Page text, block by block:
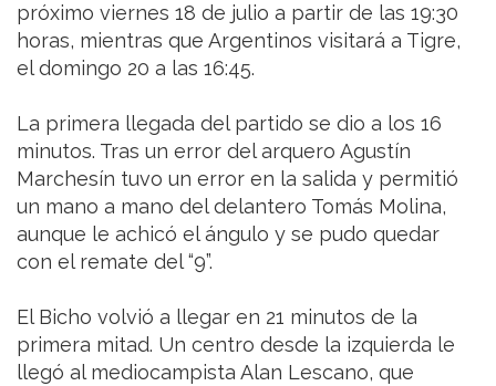
próximo viernes 18 de julio a partir de las 19:30
horas, mientras que Argentinos visitará a Tigre,
el domingo 20 a las 16:45.
La primera llegada del partido se dio a los 16
minutos. Tras un error del arquero Agustín
Marchesín tuvo un error en la salida y permitió
un mano a mano del delantero Tomás Molina,
aunque le achicó el ángulo y se pudo quedar
con el remate del “9”.
El Bicho volvió a llegar en 21 minutos de la
primera mitad. Un centro desde la izquierda le
llegó al mediocampista Alan Lescano, que